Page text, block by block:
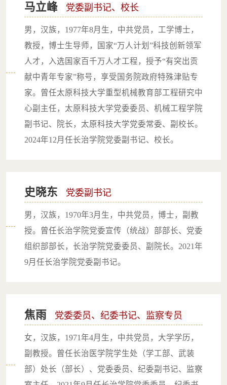
马立峰 党委副书记、校长
男，汉族，1977年8月生，中共党员，工学博士，
教授，博士生导师，国家“万人计划”科技创新领军
人才，入选国家百千万人才工程，授予“有突出贡
献中青年专家”称号，享受国务院政府特殊津贴专
家。曾任太原科技大学重型机械教育部工程研究中
心副主任，太原科技大学党委委员、机械工程学院
副书记、院长，太原科技大学党委常委、副校长。
2024年12月任长治学院党委副书记、校长。
史晓东 党委副书记
男，汉族，1970年3月生，中共党员，博士，副教
授。曾任长治学院党委宣传（统战）部部长、党委
组织部部长，长治学院党委委员、副院长。2021年
9月任长治学院党委副书记。
焦雨 党委委员、纪委书记、监察专员
女，汉族，1971年4月生，中共党员，大学学历，
副教授。曾任长治医学院学生处（学工部、武装
部）处长（部长）、党委委员、纪委副书记、监察